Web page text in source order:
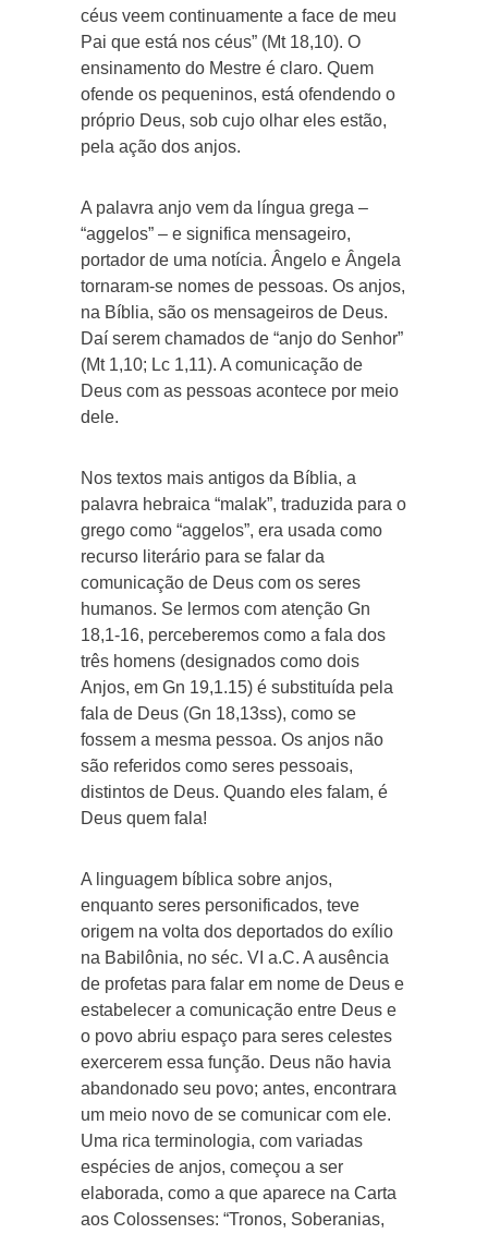
céus veem continuamente a face de meu
Pai que está nos céus” (Mt 18,10). O
ensinamento do Mestre é claro. Quem
ofende os pequeninos, está ofendendo o
próprio Deus, sob cujo olhar eles estão,
pela ação dos anjos.
A palavra anjo vem da língua grega –
“aggelos” – e significa mensageiro,
portador de uma notícia. Ângelo e Ângela
tornaram-se nomes de pessoas. Os anjos,
na Bíblia, são os mensageiros de Deus.
Daí serem chamados de “anjo do Senhor”
(Mt 1,10; Lc 1,11). A comunicação de
Deus com as pessoas acontece por meio
dele.
Nos textos mais antigos da Bíblia, a
palavra hebraica “malak”, traduzida para o
grego como “aggelos”, era usada como
recurso literário para se falar da
comunicação de Deus com os seres
humanos. Se lermos com atenção Gn
18,1-16, perceberemos como a fala dos
três homens (designados como dois
Anjos, em Gn 19,1.15) é substituída pela
fala de Deus (Gn 18,13ss), como se
fossem a mesma pessoa. Os anjos não
são referidos como seres pessoais,
distintos de Deus. Quando eles falam, é
Deus quem fala!
A linguagem bíblica sobre anjos,
enquanto seres personificados, teve
origem na volta dos deportados do exílio
na Babilônia, no séc. VI a.C. A ausência
de profetas para falar em nome de Deus e
estabelecer a comunicação entre Deus e
o povo abriu espaço para seres celestes
exercerem essa função. Deus não havia
abandonado seu povo; antes, encontrara
um meio novo de se comunicar com ele.
Uma rica terminologia, com variadas
espécies de anjos, começou a ser
elaborada, como a que aparece na Carta
aos Colossenses: “Tronos, Soberanias,